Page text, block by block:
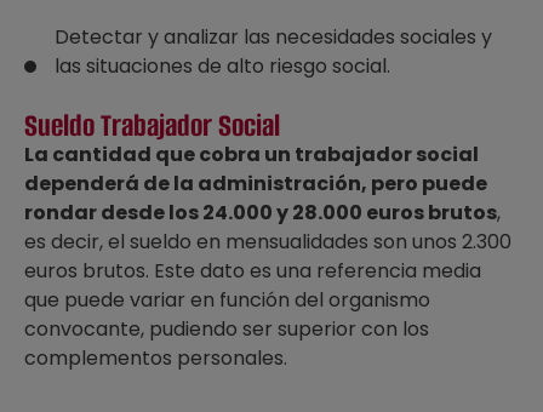
Detectar y analizar las necesidades sociales y
las situaciones de alto riesgo social.
Sueldo Trabajador Social
La cantidad que cobra un trabajador social
dependerá de la administración, pero puede
rondar desde los 24.000 y 28.000 euros brutos,
es decir, el sueldo en mensualidades son unos 2.300
euros brutos. Este dato es una referencia media
que puede variar en función del organismo
convocante, pudiendo ser superior con los
complementos personales.